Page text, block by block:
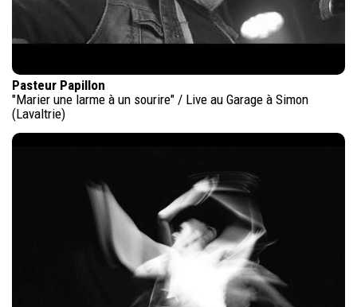
Pasteur Papillon
"Marier une larme à un sourire" / Live au Garage à Simon
(Lavaltrie)